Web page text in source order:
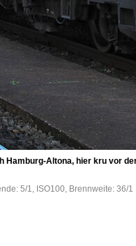
Altona, hier kru vor
5/1, ISO100, Brennweite: 36/1